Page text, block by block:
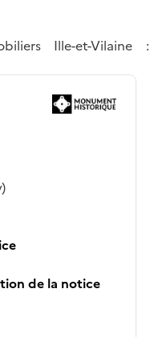
Ille-et-Vilaine :
de la notice